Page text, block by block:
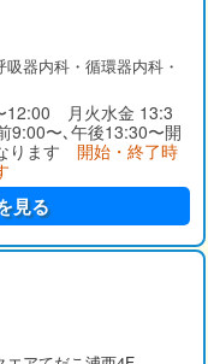
器内科・循環器内科・
12:00 月火水金 13:3
〜､午後13:30〜開
ります 開始・終了時
見る